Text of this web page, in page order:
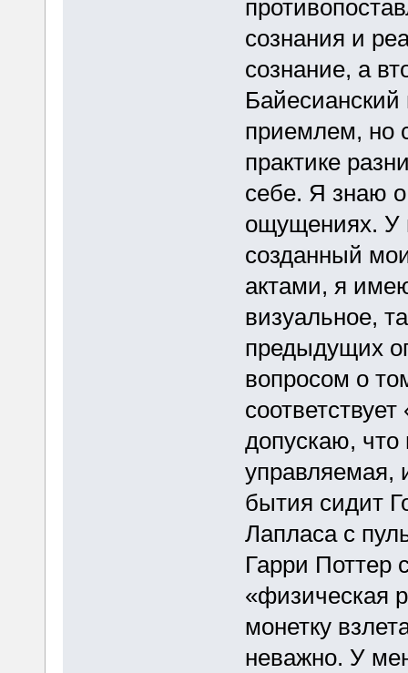
сознания и
сознание, а
приемлем, но
практике
себе. Я знаю
ощущениях. У
созданный
актами, я
визуальное,
предыдущих
вопросом о
допускаю, что
управляемая,
бытия сидит
Лапласа с
Гарри Поттер
«физическая
монетку
неважно. У